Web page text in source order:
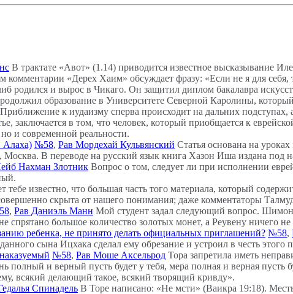
В трактате «Авот» (1.14) приводится известное высказывание
комментарии «Дерех Хаим» обсуждает фразу: «Если не я для себя,
родился и вырос в Чикаго. Он защитил диплом бакалавра
образование в Университете Северной Каролины,
Приближение к иудаизму сперва происходит на дальних
заключается в том, что человек, который приобщается к
и современной реальности.
Алаха) №58, Рав Мордехай Кульвянский Статья основана на
В переводе на русский язык книга Хазон Иша издана под
Нахман Злотник Вопрос о том, следует ли при исполнении
тебе известно, что большая часть того материала, который
скрыта от нашего понимания; даже комментаторы
, Рав Даниэль Манн Мой студент задал следующий вопрос.
спрятано большое количество золотых монет, а Реувену ничего
ребенка, не принято делать официальных приглашений? №58,
сына Ицхака сделал ему обрезание и устроил в честь этого
№58, Рав Моше Аксельрод Тора запретила иметь
полный и верный пусть будет у тебя, мера полная и верная пусть
всякий делающий такое, всякий творящий кривду».
Спинадель В Торе написано: «Не мсти» (Ваикра 19:18).